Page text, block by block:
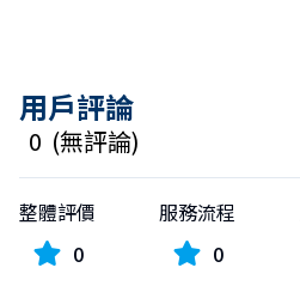
用戶評論
0 (無評論)
整體評價
0
服務流程
0